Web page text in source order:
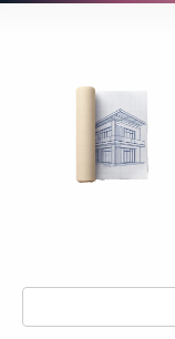
Перейти
Поиск: